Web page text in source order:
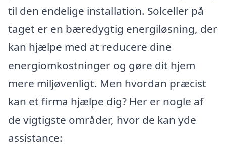
til den endelige installation. Solceller på
taget er en bæredygtig energiløsning, der
kan hjælpe med at reducere dine
energiomkostninger og gøre dit hjem
mere miljøvenligt. Men hvordan præcist
kan et firma hjælpe dig? Her er nogle af
de vigtigste områder, hvor de kan yde
assistance: